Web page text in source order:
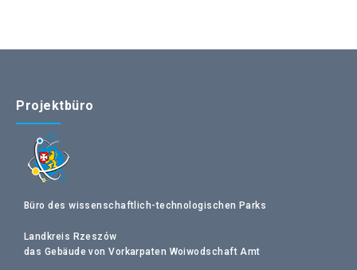
Projektbüro
Büro des wissenschaftlich-technologischen Parks
Landkreis Rzeszów
das Gebäude von Vorkarpaten Woiwodschaft Amt